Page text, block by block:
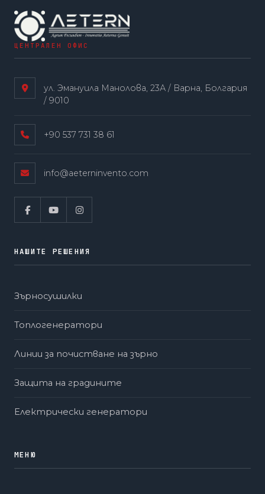
ЦЕНТРАЛЕН ОФИС
ул. Эмануила Манолова, 23А / Варна, Болгария
/ 9010
+90 537 731 38 61
info@aeterninvento.com
НАШИТЕ РЕШЕНИЯ
Зърносушилки
Топлогенератори
Линии за почистване на зърно
Защита на градините
Електрически генератори
МЕНЮ